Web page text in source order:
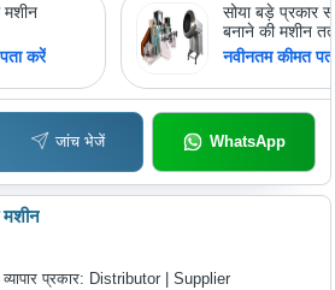
मशीन
करें
सोया बड़े प्रकार
बनाने की मशीन
नवीनतम कीमत
जांच भेजें WhatsApp
मशीन
व्यापार प्रकार: Distributor | Supplier